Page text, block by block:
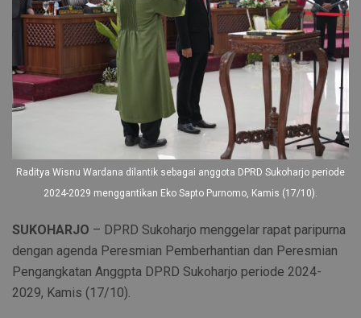
Raditya Wisnu Wardana dilantik sebagai anggota DPRD Sukoharjo periode
2024-2029 menggantikan Eko Sapto Purnomo, Kamis (17/10).
SUKOHARJO – DPRD Sukoharjo menggelar rapat paripurna
dengan agenda Peresmian Pemberhantian dan Peresmian
Pengangkatan Anggpta DPRD Sukoharjo periode 2024-
2029, Kamis (17/10).